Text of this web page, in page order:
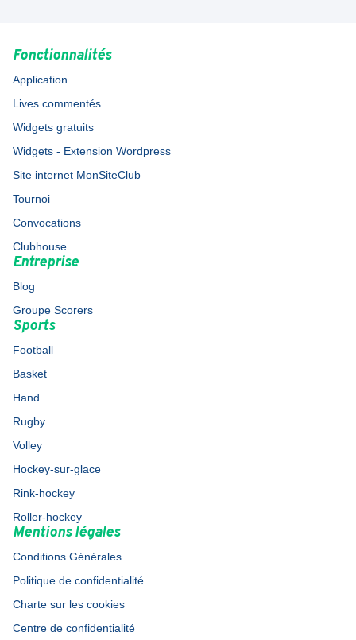
Fonctionnalités
Application
Lives commentés
Widgets gratuits
Widgets - Extension Wordpress
Site internet MonSiteClub
Tournoi
Convocations
Clubhouse
Entreprise
Blog
Groupe Scorers
Sports
Football
Basket
Hand
Rugby
Volley
Hockey-sur-glace
Rink-hockey
Roller-hockey
Mentions légales
Conditions Générales
Politique de confidentialité
Charte sur les cookies
Centre de confidentialité